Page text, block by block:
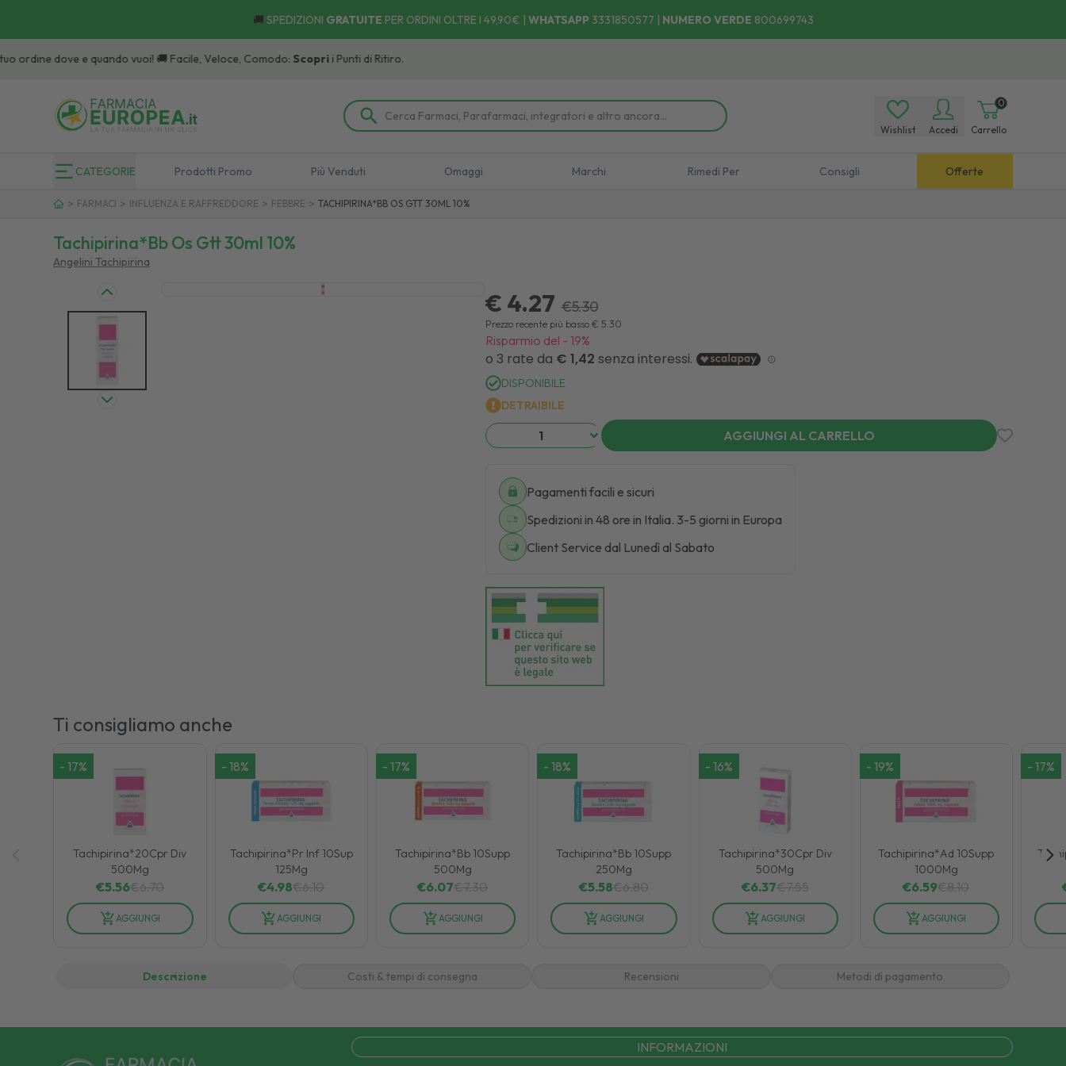
🚚 SPEDIZIONI GRATUITE PER ORDINI OLTRE I 49,90€ | WHATSAPP 3331850577 | NUMERO VERDE 800699743
dove e quando vuoi! 🚚 Facile, Veloce, Comodo:Scoprii Punti di Ritiro.
Wishlist Accedi
0
Carrello
CATEGORIE Prodotti Promo Più Venduti Omaggi Marchi Rimedi Per Consigli Offerte
> FARMACI > INFLUENZA E RAFFREDDORE > FEBBRE > TACHIPIRINA*BB OS GTT 30ML 10%
Tachipirina*bb Os Gtt 30ml 10%
Angelini Tachipirina
€ 4.27 €5.30
Prezzo recente più basso€ 5.30
Risparmio del - 19%
DISPONIBILE
DETRAIBILE
AGGIUNGI AL CARRELLO
Pagamenti facili e sicuri
Spedizioni in 48 ore in Italia. 3-5 giorni in Europa
Client Service dal Lunedì al Sabato
Ti consigliamo anche
- 17%
Tachipirina*20Cpr Div
500Mg
€5.56€6.70
AGGIUNGI
- 18%
Tachipirina*Pr Inf 10Sup
125Mg
€4.98€6.10
AGGIUNGI
- 17%
Tachipirina*Bb 10Supp
500Mg
€6.07€7.30
AGGIUNGI
- 18%
Tachipirina*Bb 10Supp
250Mg
€5.58€6.80
AGGIUNGI
- 16%
Tachipirina*30Cpr Div
500Mg
€6.37€7.55
AGGIUNGI
- 19%
Tachipirina*Ad 10Supp
1000Mg
€6.59€8.10
AGGIUNGI
- 17%
Descrizione Costi & tempi di consegna Recensioni Metodi di pagamento
INFORMAZIONI